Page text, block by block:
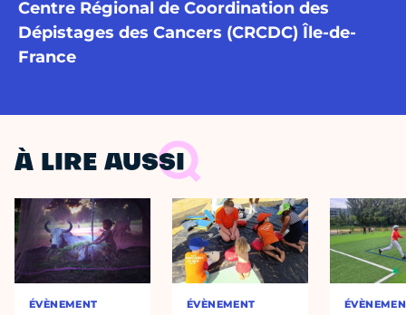
Centre Régional de Coordination des
Dépistages des Cancers (CRCDC) Île-de-
France
À LIRE AUSSI
ÉVÈNEMENT ÉVÈNEMENT